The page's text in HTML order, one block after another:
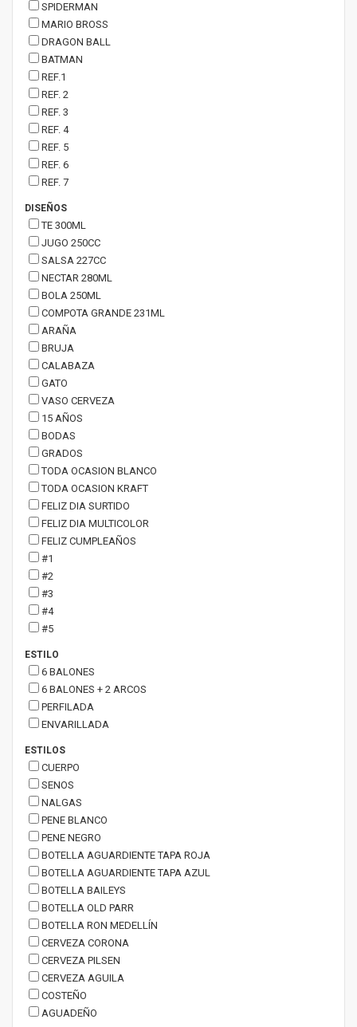
SPIDERMAN
MARIO BROSS
DRAGON BALL
BATMAN
REF.1
REF. 2
REF. 3
REF. 4
REF. 5
REF. 6
REF. 7
DISEÑOS
TE 300ML
JUGO 250CC
SALSA 227CC
NECTAR 280ML
BOLA 250ML
COMPOTA GRANDE 231ML
ARAÑA
BRUJA
CALABAZA
GATO
VASO CERVEZA
15 AÑOS
BODAS
GRADOS
TODA OCASION BLANCO
TODA OCASION KRAFT
FELIZ DIA SURTIDO
FELIZ DIA MULTICOLOR
FELIZ CUMPLEAÑOS
#1
#2
#3
#4
#5
ESTILO
6 BALONES
6 BALONES + 2 ARCOS
PERFILADA
ENVARILLADA
ESTILOS
CUERPO
SENOS
NALGAS
PENE BLANCO
PENE NEGRO
BOTELLA AGUARDIENTE TAPA ROJA
BOTELLA AGUARDIENTE TAPA AZUL
BOTELLA BAILEYS
BOTELLA OLD PARR
BOTELLA RON MEDELLÍN
CERVEZA CORONA
CERVEZA PILSEN
CERVEZA AGUILA
COSTEÑO
AGUADEÑO